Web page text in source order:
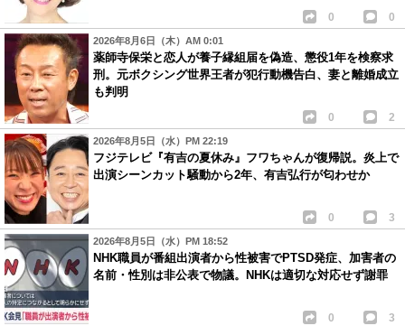
0 0
2026年8月6日（木）AM 0:01
薬師寺保栄と恋人が養子縁組届を偽造、懲役1年を検察求
刑。元ボクシング世界王者が犯行動機告白、妻と離婚成立
も判明
0 2
2026年8月5日（水）PM 22:19
フジテレビ『有吉の夏休み』フワちゃんが復帰説。炎上で
出演シーンカット騒動から2年、有吉弘行が匂わせか
0 3
2026年8月5日（水）PM 18:52
NHK職員が番組出演者から性被害でPTSD発症、加害者の
名前・性別は非公表で物議。NHKは適切な対応せず謝罪
0 3